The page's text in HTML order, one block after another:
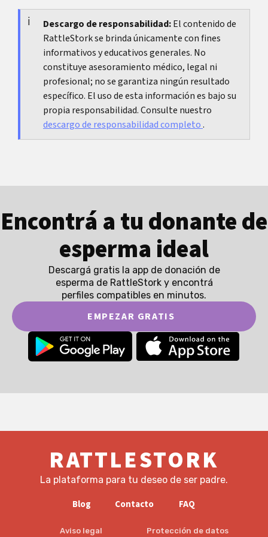
síntomas como ardor, flujo raro, fiebre o
sangrado abundante, conviene una revisión.
Descargo de responsabilidad:El contenido de
RattleStork se brinda únicamente con fines
informativos y educativos generales. No
constituye asesoramiento médico, legal ni
profesional; no se garantiza ningún resultado
específico. El uso de esta información es bajo su
propia responsabilidad. Consulte nuestro
descargo de responsabilidad completo.
Encontrá a tu donante de
esperma ideal
Descargá gratis la app de donación de
esperma de RattleStork y encontrá
perfiles compatibles en minutos.
EMPEZAR GRATIS
RATTLESTORK
La plataforma para tu deseo de ser padre.
Blog Contacto FAQ
Aviso legal Protección de datos